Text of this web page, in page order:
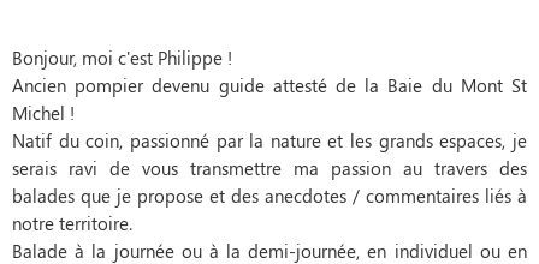
Bonjour, moi c'est Philippe !
Ancien pompier devenu guide attesté de la Baie du Mont St
Michel !
Natif du coin, passionné par la nature et les grands espaces, je
serais ravi de vous transmettre ma passion au travers des
balades que je propose et des anecdotes / commentaires liés à
notre territoire.
Balade à la journée ou à la demi-journée, en individuel ou en